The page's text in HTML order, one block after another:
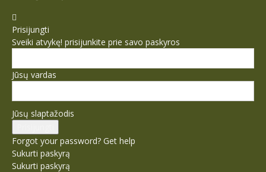
Prisijungti
Sveiki atvykę! prisijunkite prie savo paskyros
Jūsų vardas
Jūsų slaptažodis
Forgot your password? Get help
Sukurti paskyrą
Sukurti paskyrą